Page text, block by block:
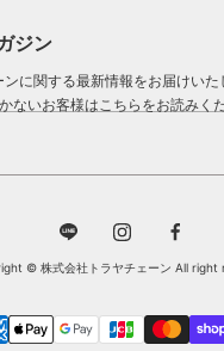
ジン
ンに関する最新情報をお届けいた
ないお客様はこちらをお読みく
© 株式会社トラヤチェーン All right